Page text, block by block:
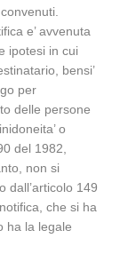
e’ avvenuta
ipotesi in cui
bensi’
per
delle persone
o
del 1982,
non si
dall’articolo 149
che si ha
ha la legale